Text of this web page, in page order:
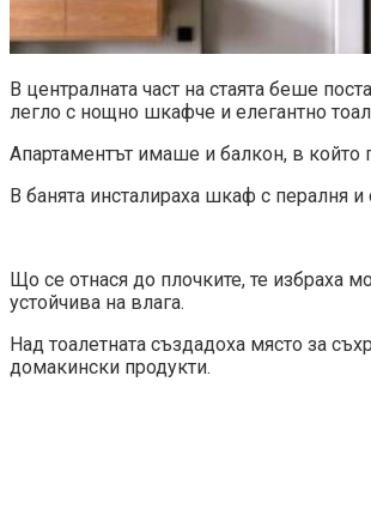
В централната част на стаята беше
легло с нощно шкафче и елегантно
Апартаментът имаше и балкон, в който
В банята инсталираха шкаф с пералня и
Що се отнася до плочките, те избраха
устойчива на влага.
Над тоалетната създадоха място за
домакински продукти.